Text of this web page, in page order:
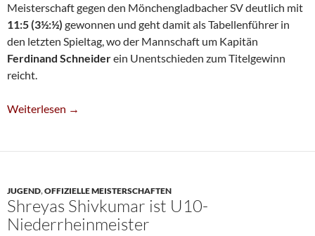
Meisterschaft gegen den Mönchengladbacher SV deutlich mit
11:5 (3½:½) gewonnen und geht damit als Tabellenführer in
den letzten Spieltag, wo der Mannschaft um Kapitän
Ferdinand Schneiderein Unentschieden zum Titelgewinn
reicht.
U16-Mannschaft Gewinnt Spitzenspiel
Weiterlesen →
JUGEND,OFFIZIELLE MEISTERSCHAFTEN
Shreyas Shivkumar ist U10-
Niederrheinmeister